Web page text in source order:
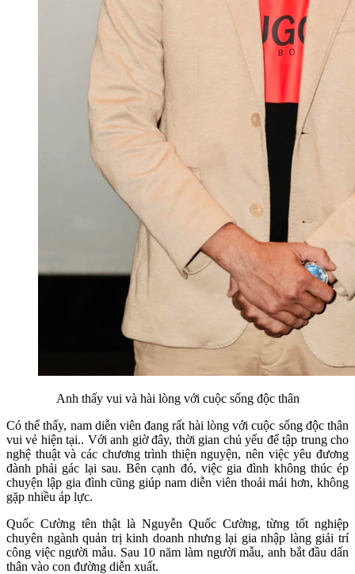
Anh thấy vui và hài lòng với cuộc sống độc thân
Có thể thấy, nam diễn viên đang rất hài lòng với cuộc sống độc thân
vui vẻ hiện tại.. Với anh giờ đây, thời gian chủ yếu để tập trung cho
nghệ thuật và các chương trình thiện nguyện, nên việc yêu đương
đành phải gác lại sau. Bên cạnh đó, việc gia đình không thúc ép
chuyện lập gia đình cũng giúp nam diễn viên thoải mái hơn, không
gặp nhiều áp lực.
Quốc Cường tên thật là Nguyễn Quốc Cường, từng tốt nghiệp
chuyên ngành quản trị kinh doanh nhưng lại gia nhập làng giải trí
công việc người mẫu. Sau 10 năm làm người mẫu, anh bắt đầu dấn
thân vào con đường diễn xuất.